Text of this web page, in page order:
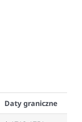
Daty graniczne